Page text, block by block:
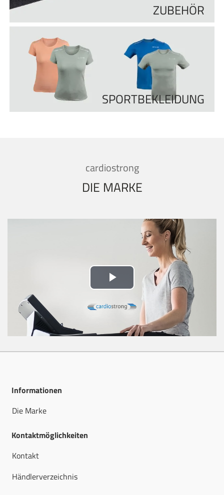
ZUBEHÖR
SPORTBEKLEIDUNG
cardiostrong
DIE MARKE
Play
Video
Informationen
Die Marke
Kontaktmöglichkeiten
Kontakt
Händlerverzeichnis